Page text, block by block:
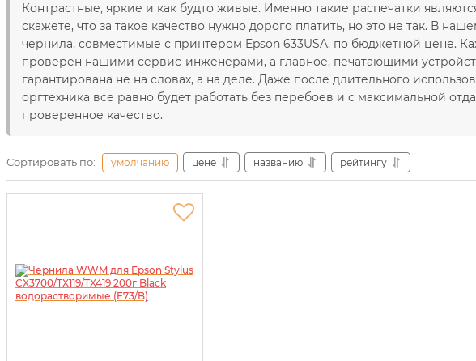
Контрастные, яркие и как будто живые. Именно такие распечатки
скажете, что за такое качество нужно дорого платить, но это не так. В
чернила, совместимые с принтером Epson 633USA, по бюджетной цене.
проверен нашими сервис-инженерами, а главное, печатающими
гарантирована не на словах, а на деле. Даже после длительного
оргтехника все равно будет работать без перебоев и с максимальной
проверенное качество.
Сортировать по: умолчанию цене названию рейтингу